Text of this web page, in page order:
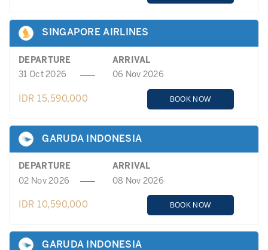
SINGAPORE AIRLINES
DEPARTURE
ARRIVAL
31 Oct 2026
06 Nov 2026
IDR 15,590,000 BOOK NOW
GARUDA INDONESIA
DEPARTURE
ARRIVAL
02 Nov 2026
08 Nov 2026
IDR 10,590,000 BOOK NOW
GARUDA INDONESIA